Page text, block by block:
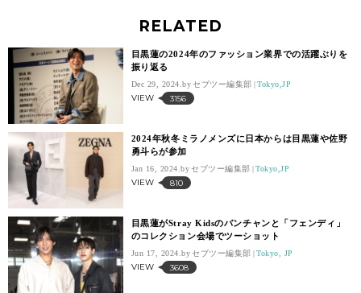
RELATED
目黒蓮の2024年のファッション業界での活躍ぶりを
振り返る
Dec 29, 2024. セブツー編集部 Tokyo,JP
VIEW 3156
2024年秋冬ミラノメンズに日本からは目黒蓮や佐野
勇斗らが参加
Jan 16, 2024. セブツー編集部 Tokyo,JP
VIEW 810
目黒蓮がStray Kidsのバンチャンと「フェンディ」
のコレクション会場でツーショット
Jun 17, 2024. セブツー編集部 Tokyo, JP
VIEW 3608